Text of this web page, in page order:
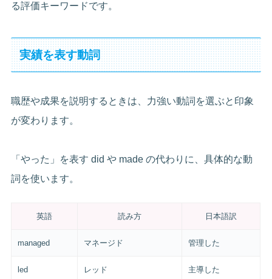
る評価キーワードです。
実績を表す動詞
職歴や成果を説明するときは、力強い動詞を選ぶと印象
が変わります。
「やった」を表す did や made の代わりに、具体的な動
詞を使います。
英語 読み方 日本語訳
managed マネージド 管理した
led レッド 主導した